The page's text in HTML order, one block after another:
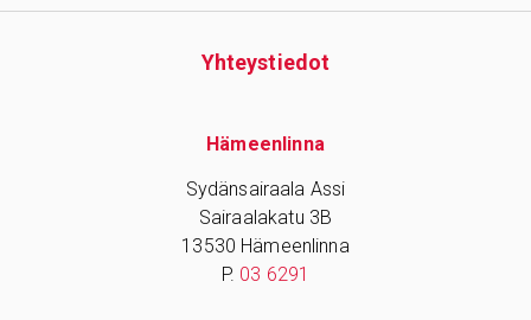
Yhteys­tiedot
Hämeenlinna
Sydänsairaala Assi
Sairaalakatu 3B
13530 Hämeenlinna
P. 03 6291